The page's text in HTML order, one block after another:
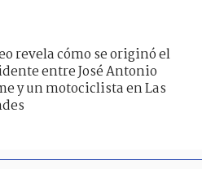
revela cómo se originó el
entre José Antonio
y un motociclista en Las